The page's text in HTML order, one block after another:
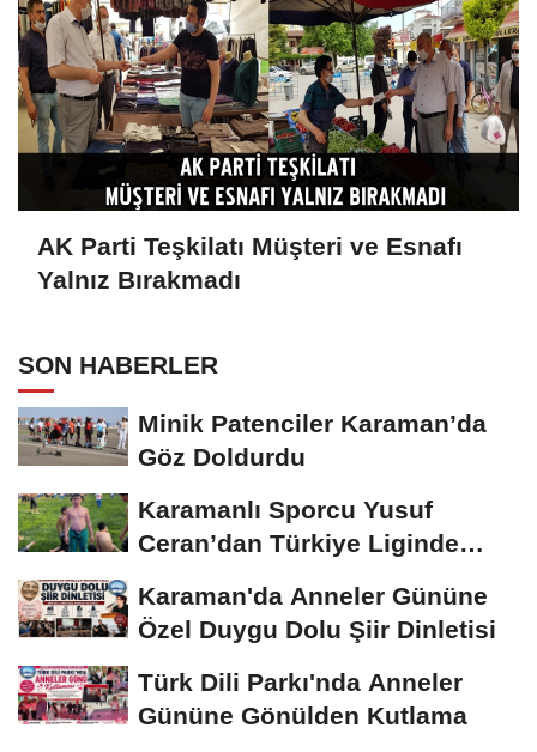
AK Parti Teşkilatı Müşteri ve Esnafı
Yalnız Bırakmadı
SON HABERLER
Minik Patenciler Karaman’da
Göz Doldurdu
Karamanlı Sporcu Yusuf
Ceran’dan Türkiye Liginde
Karaman'da Anneler Gününe
Özel Duygu Dolu Şiir Dinletisi
Türk Dili Parkı'nda Anneler
Gününe Gönülden Kutlama